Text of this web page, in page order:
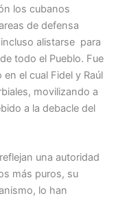
los cubanos
de defensa
alistarse para
todo el Pueblo. Fue
el cual Fidel y Raúl
movilizando a
a la debacle del
una autoridad
más puros, su
lo han